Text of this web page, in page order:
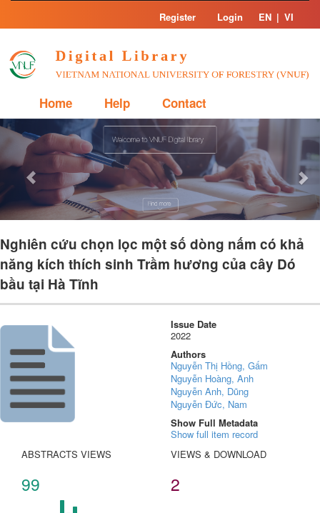
Skip
Register Login EN | VI
Home Help Contact
Previous
Nghiên cứu chọn lọc một số dòng nấm có khả
năng kích thích sinh Trầm hương của cây Dó
bầu tại Hà Tĩnh
Issue Date
2022
Authors
Nguyễn Thị Hồng, Gấm
Nguyễn Hoàng, Anh
Nguyễn Anh, Dũng
Nguyễn Đức, Nam
Show Full Metadata
Show full item record
ABSTRACTS VIEWS
99
VIEWS & DOWNLOAD
2